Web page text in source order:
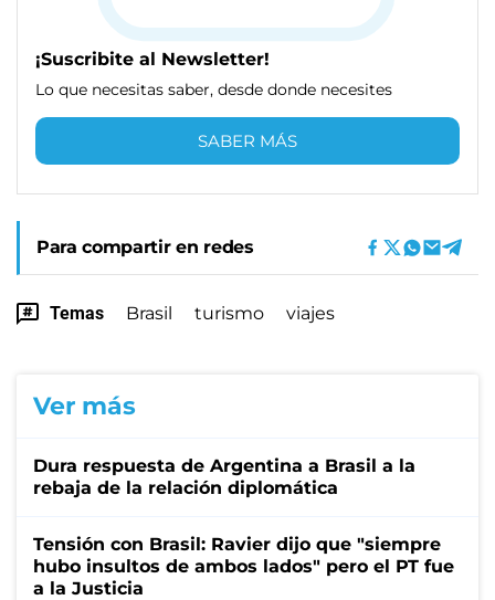
¡Suscribite al Newsletter!
Lo que necesitas saber, desde donde necesites
SABER MÁS
Para compartir en redes
Temas Brasil turismo viajes
Ver más
Dura respuesta de Argentina a Brasil a la
rebaja de la relación diplomática
Tensión con Brasil: Ravier dijo que "siempre
hubo insultos de ambos lados" pero el PT fue
a la Justicia